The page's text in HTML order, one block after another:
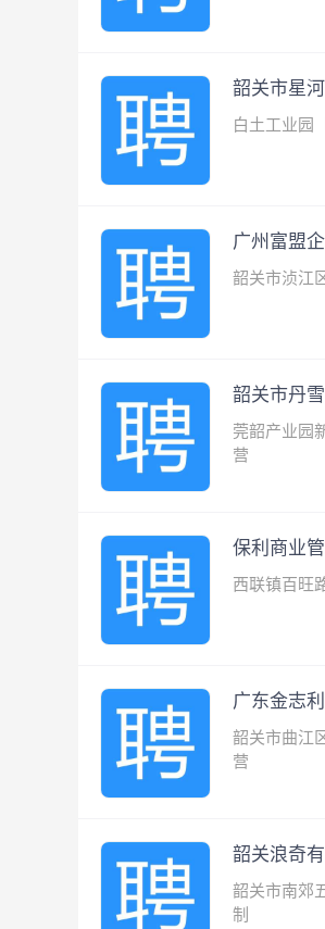
韶关市星
白土工业园
广州富盟
韶关市浈江
韶关市丹
莞韶产业园
营
保利商业
西联镇百旺
广东金志
韶关市曲江
营
韶关浪奇
韶关市南郊
制